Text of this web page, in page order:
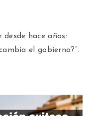
hace años:
el gobierno?”.